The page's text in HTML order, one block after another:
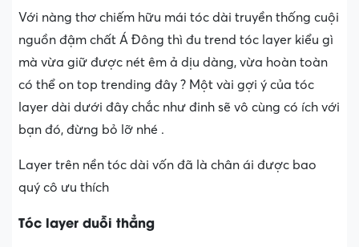
Với nàng thơ chiếm hữu mái tóc dài truyền thống cuội
nguồn đậm chất Á Đông thì đu trend tóc layer kiểu gì
mà vừa giữ được nét êm ả dịu dàng, vừa hoàn toàn
có thể on top trending đây ? Một vài gợi ý của tóc
layer dài dưới đây chắc như đinh sẽ vô cùng có ích với
bạn đó, đừng bỏ lỡ nhé .
Layer trên nền tóc dài vốn đã là chân ái được bao
quý cô ưu thích
Tóc layer duỗi thẳng